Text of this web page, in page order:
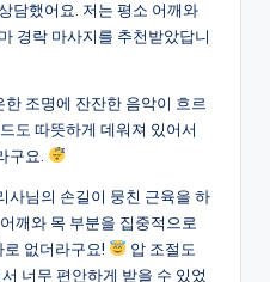
담했어요. 저는 평소 어깨와
경락 마사지를 추천받았답니
조명에 잔잔한 음악이 흐르
도 따뜻하게 데워져 있어서
구요.
사님의 손길이 뭉친 근육을 하
깨와 목 부분을 집중적으로
없더라구요!
압 조절도
너무 편안하게 받을 수 있었